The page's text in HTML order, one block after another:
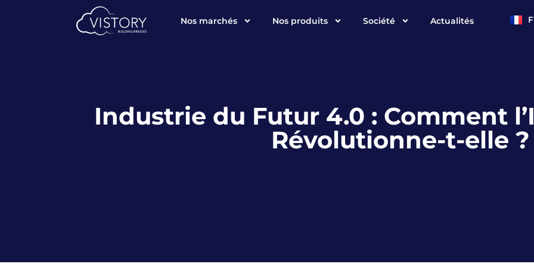
Nos marchés Nos produits Société Actualités
Industrie du Futur 4.0 : Comment
Révolutionne-t-elle ?